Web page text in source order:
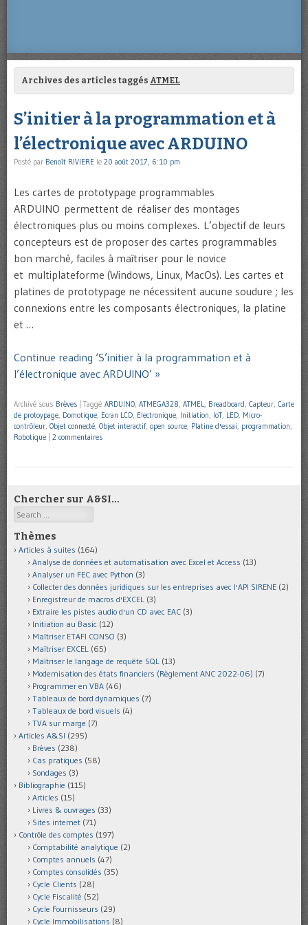
Archives des articles taggés ATMEL
S’initier à la programmation et à
l’électronique avec ARDUINO
Posté par Benoît RIVIERE le 20 août 2017, 6:10 pm
Les cartes de prototypage programmables
ARDUINO permettent de réaliser des montages
électroniques plus ou moins complexes. L’objectif de leurs
concepteurs est de proposer des cartes programmables
bon marché, faciles à maîtriser pour le novice
et multiplateforme (Windows, Linux, MacOs). Les cartes et
platines de prototypage ne nécessitent aucune soudure ; les
connexions entre les composants électroniques, la platine
et …
Continue reading ‘S’initier à la programmation et à
l’électronique avec ARDUINO’ »
Archivé sous Brèves Taggé ARDUINO, ATMEGA328, ATMEL, Breadboard, Capteur, Carte
de protoypage, Domotique, Ecran LCD, Electronique, Initiation, IoT, LED, Micro-
contrôleur, Objet connecté, Objet interactif, open source, Platine d'essai, programmation,
Robotique
2 commentaires
Chercher sur A&SI…
Search
Thèmes
Articles à suites (164)
Analyse de données et automatisation avec Excel et Access (13)
Analyser un FEC avec Python (3)
Collecter des données juridiques sur les entreprises avec l'API SIRENE (2)
Enregistreur de macros d'EXCEL (3)
Extraire les pistes audio d'un CD avec EAC (3)
Initiation au Basic (12)
Maîtriser ETAFI CONSO (3)
Maîtriser EXCEL (65)
Maîtriser le langage de requête SQL (13)
Modernisation des états financiers (Règlement ANC 2022-06) (7)
Programmer en VBA (46)
Tableaux de bord dynamiques (7)
Tableaux de bord visuels (4)
TVA sur marge (7)
Articles A&SI (295)
Brèves (238)
Cas pratiques (58)
Sondages (3)
Bibliographie (115)
Articles (15)
Livres & ouvrages (33)
Sites internet (71)
Contrôle des comptes (197)
Comptabilité analytique (2)
Comptes annuels (47)
Comptes consolidés (35)
Cycle Clients (28)
Cycle Fiscalité (52)
Cycle Fournisseurs (29)
Cycle Immobilisations (8)